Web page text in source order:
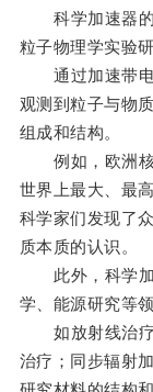
科学加速器的
粒子物理学实验研
通过加速带电
观测到粒子与物
组成和结构。
例如，欧洲核
世界上最大、最
科学家们发现了
质本质的认识。
此外，科学加
学、能源研究等领
如放射线治疗
治疗；同步辐射